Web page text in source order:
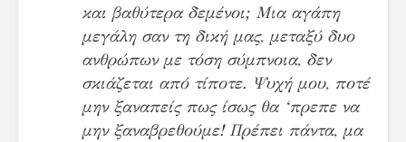
και βαθύτερα δεμένοι; Μια αγάπη
μεγάλη σαν τη δική μας, μεταξύ δυο
ανθρώπων με τόση σύμπνοια, δεν
σκιάζεται από τίποτε. Ψυχή μου, ποτέ
μην ξαναπείς πως ίσως θα ‘πρεπε να
μην ξαναβρεθούμε! Πρέπει πάντα, μα